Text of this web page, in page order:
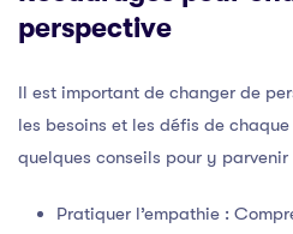
perspective
Il est important de changer de
les besoins et les défis de chaque
quelques conseils pour y parvenir
Pratiquer l’empathie :